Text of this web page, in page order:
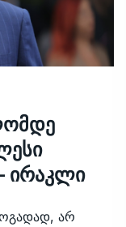
ირაკლი
არ